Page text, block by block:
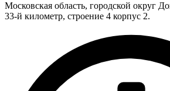
Московская область, городской округ
33-й километр, строение 4 корпус 2.